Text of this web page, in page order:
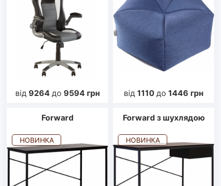
від 9264 до 9594 грн від 1110 до 1446 грн
Forward
НОВИНКА
Forward з шухлядою
НОВИНКА